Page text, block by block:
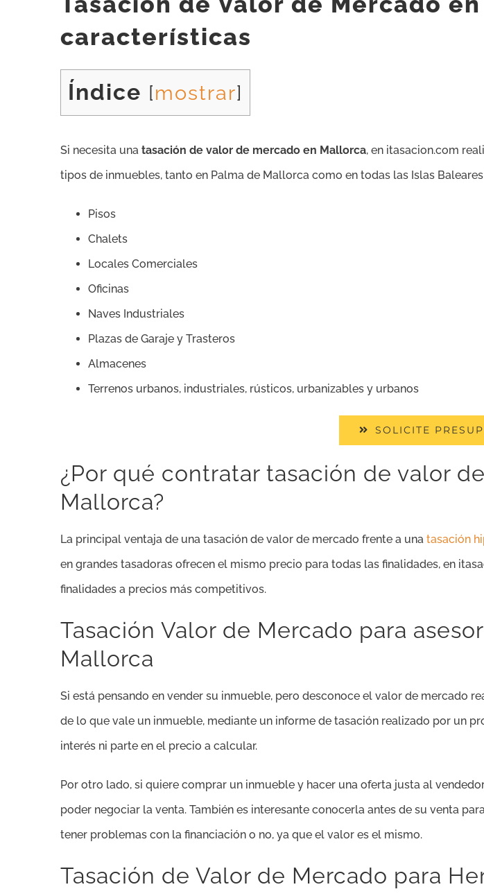
características
Índice [mostrar]
Si necesita una tasación de valor de mercado en Mallorca, en itasacion.com
tipos de inmuebles, tanto en Palma de Mallorca como en todas las Islas
Pisos
Chalets
Locales Comerciales
Oficinas
Naves Industriales
Plazas de Garaje y Trasteros
Almacenes
Terrenos urbanos, industriales, rústicos, urbanizables y urbanos
SOLICITE
¿Por qué contratar tasación de valor
Mallorca?
La principal ventaja de una tasación de valor de mercado frente a una tasación
en grandes tasadoras ofrecen el mismo precio para todas las finalidades, en
finalidades a precios más competitivos.
Tasación Valor de Mercado para
Mallorca
Si está pensando en vender su inmueble, pero desconoce el valor de mercado
de lo que vale un inmueble, mediante un informe de tasación realizado por un
interés ni parte en el precio a calcular.
Por otro lado, si quiere comprar un inmueble y hacer una oferta justa al
poder negociar la venta. También es interesante conocerla antes de su venta
tener problemas con la financiación o no, ya que el valor es el mismo.
Tasación de Valor de Mercado para